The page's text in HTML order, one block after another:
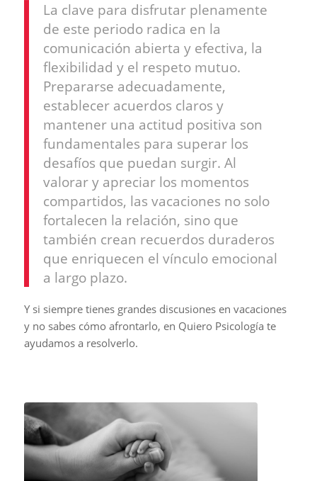
La clave para disfrutar plenamente
de este periodo radica en la
comunicación abierta y efectiva, la
flexibilidad y el respeto mutuo.
Prepararse adecuadamente,
establecer acuerdos claros y
mantener una actitud positiva son
fundamentales para superar los
desafíos que puedan surgir. Al
valorar y apreciar los momentos
compartidos, las vacaciones no solo
fortalecen la relación, sino que
también crean recuerdos duraderos
que enriquecen el vínculo emocional
a largo plazo.
Y si siempre tienes grandes discusiones en vacaciones
y no sabes cómo afrontarlo, en Quiero Psicología te
ayudamos a resolverlo.